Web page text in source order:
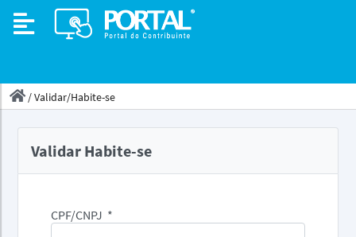
/Validar/Habite-se
Validar Habite-se
CPF/CNPJ *